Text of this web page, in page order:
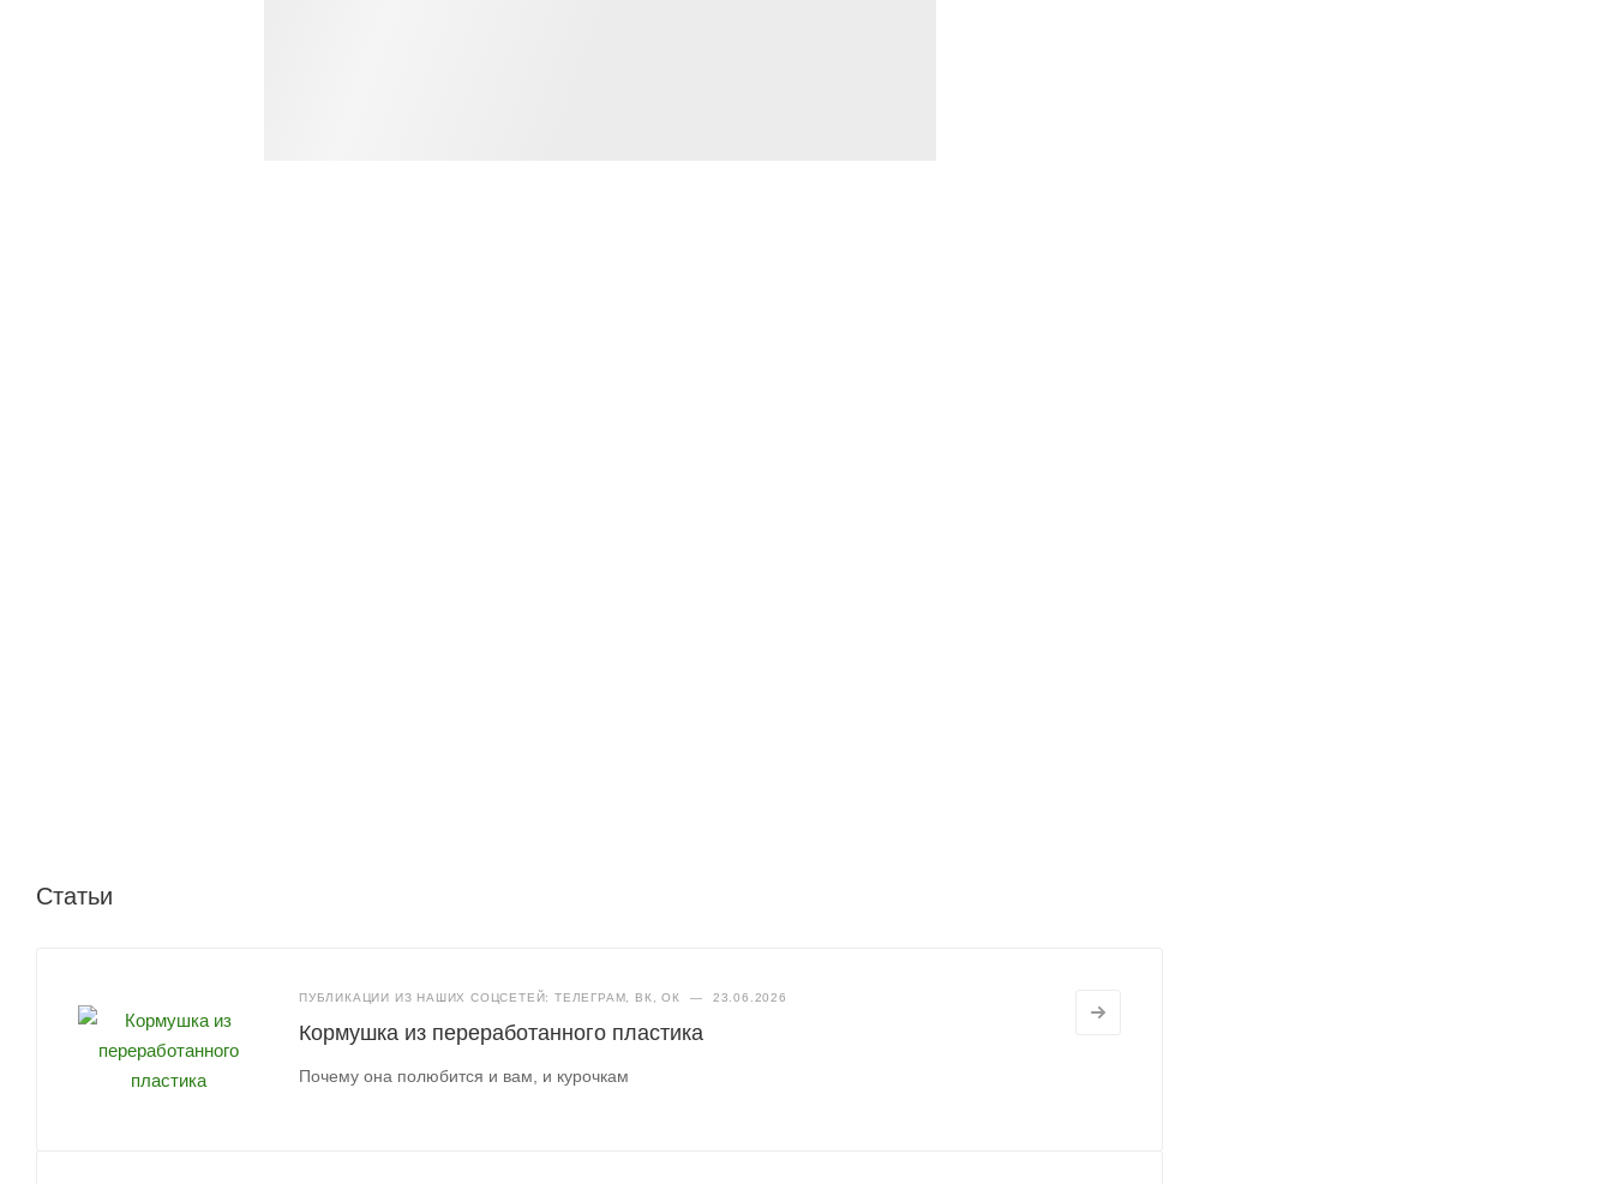
Статьи
ПУБЛИКАЦИИ ИЗ НАШИХ СОЦСЕТЕЙ: ТЕЛЕГРАМ, ВК, ОК — 23.06.2026
Кормушка из переработанного пластика
Почему она полюбится и вам, и курочкам